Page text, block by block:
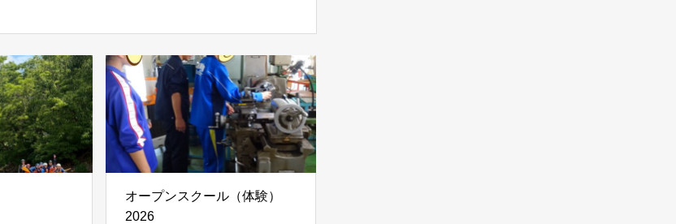
オープンスクール（体験）
2026